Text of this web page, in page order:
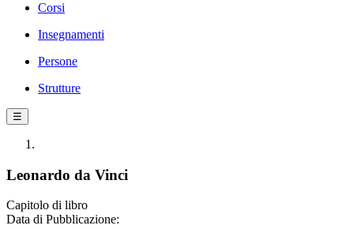
Corsi
Insegnamenti
Persone
Strutture
☰
Leonardo da Vinci
Capitolo di libro
Data di Pubblicazione: